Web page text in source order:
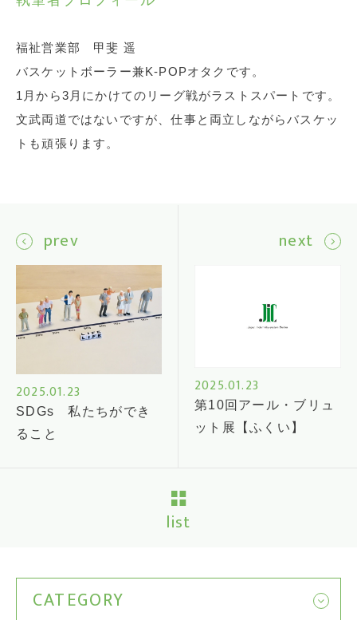
福祉営業部 甲斐 遥
バスケットボーラー兼K-POPオタクです。
1月から3月にかけてのリーグ戦がラストスパートです。
文武両道ではないですが、仕事と両立しながらバスケッ
トも頑張ります。
prev
2025.01.23
SDGs 私たちができ
ること
next
2025.01.23
第10回アール・ブリュ
ット展【ふくい】
list
CATEGORY